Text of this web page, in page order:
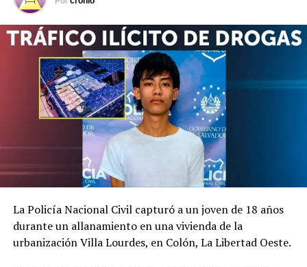
La Policía Nacional Civil capturó a un joven de 18 años
durante un allanamiento en una vivienda de la
urbanización Villa Lourdes, en Colón, La Libertad Oeste.